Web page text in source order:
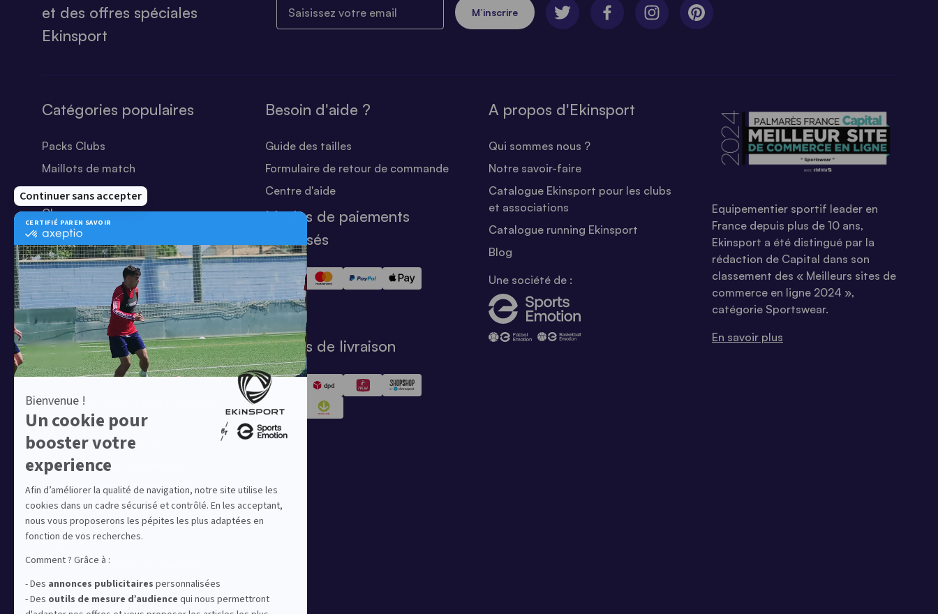
et des offres spéciales
Ekinsport
M’inscrire
Catégories populaires
Packs Clubs
Maillots de match
Equipements Clubs
Chaussures
Shorts
Football
Chaussettes
T-shirts
Tenues de match
Offres clubs
Ensembles sport & lifestyle à prix
réduit
Collection Nike Park 26
Collection Nike Academy 25
Nike Kitbuilder | Tenues 100%
personnalisées pour les clubs
Notre offre dédiée au sport
amateur
Equipez votre club de football
Equipez votre club de basket
Equipez votre club de running
Besoin d'aide ?
Guide des tailles
Formulaire de retour de commande
Centre d'aide
Modes de paiements
sécurisés
Modes de livraison
A propos d'Ekinsport
Qui sommes nous ?
Notre savoir-faire
Catalogue Ekinsport pour les clubs
et associations
Catalogue running Ekinsport
Blog
Une société de :
Equipementier sportif leader en
France depuis plus de 10 ans,
Ekinsport a été distingué par la
rédaction de Capital dans son
classement des « Meilleurs sites de
commerce en ligne 2024 »,
catégorie Sportswear.
En savoir plus